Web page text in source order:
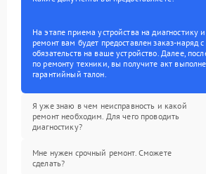
На этапе приема устройства на диагностику
ремонт вам будет предоставлен заказ-наряд
обязательств на ваше устройство. Далее,
по ремонту техники, вы получите акт
гарантийный талон.
Я уже знаю в чем неисправность и какой
ремонт необходим. Для чего проводить
диагностику?
Мне нужен срочный ремонт. Сможете
сделать?